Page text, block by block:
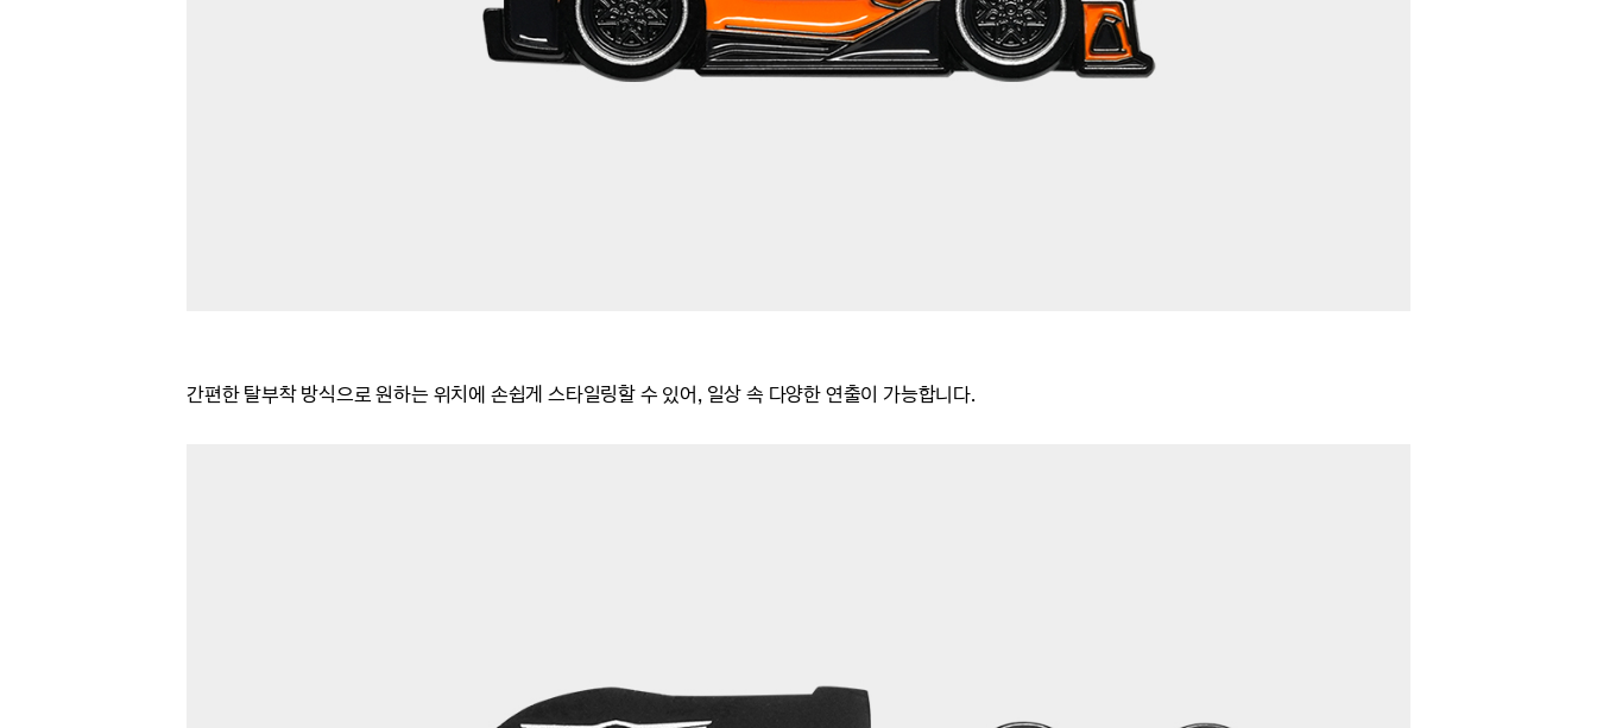
간편한 탈부착 방식으로 원하는 위치에 손쉽게 스타일링할 수 있어, 일상 속 다양한 연출이 가능합니다.